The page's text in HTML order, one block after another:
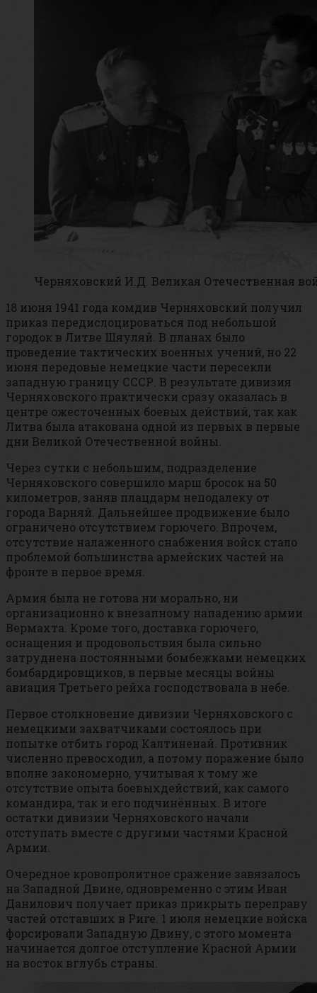
Черняховский И.Д. Великая Отечественная
18 июня 1941 года комдив Черняховский получил
приказ передислоцироваться под небольшой
городок в Литве Шяуляй. В планах было
проведение тактических военных учений, но 22
июня передовые немецкие части пересекли
западную границу СССР. В результате дивизия
Черняховского практически сразу оказалась в
центре ожесточенных боевых действий, так как
Литва была атакована одной из первых в первые
дни Великой Отечественной войны.
Через сутки с небольшим, подразделение
Черняховского совершило марш бросок на 50
километров, заняв плацдарм неподалеку от
города Варняй. Дальнейшее продвижение было
ограничено отсутствием горючего. Впрочем,
отсутствие налаженного снабжения войск стало
проблемой большинства армейских частей на
фронте в первое время.
Армия была не готова ни морально, ни
организационно к внезапному нападению армии
Вермахта. Кроме того, доставка горючего,
оснащения и продовольствия была сильно
затруднена постоянными бомбежками немецких
бомбардировщиков, в первые месяцы войны
авиация Третьего рейха господствовала в небе.
Первое столкновение дивизии Черняховского с
немецкими захватчиками состоялось при
попытке отбить город Калтиненай. Противник
численно превосходил, а потому поражение было
вполне закономерно, учитывая к тому же
отсутствие опыта боевыхдействий, как самого
командира, так и его подчинённых. В итоге
остатки дивизии Черняховского начали
отступать вместе с другими частями Красной
Армии.
Очередное кровопролитное сражение завязалось
на Западной Двине, одновременно с этим Иван
Данилович получает приказ прикрыть переправу
частей отставших в Риге. 1 июля немецкие войска
форсировали Западную Двину, с этого момента
начинается долгое отступление Красной Армии
на восток вглубь страны.